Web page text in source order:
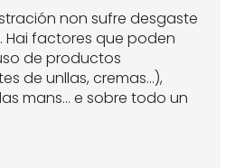
non sufre desgaste
factores que poden
de productos
de unllas, cremas...),
mans... e sobre todo un